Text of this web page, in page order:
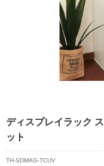
イページ/会員登録
定商取引法に基づく表記
ディスプレイラック
ット
TH-SDMAG-TCUV